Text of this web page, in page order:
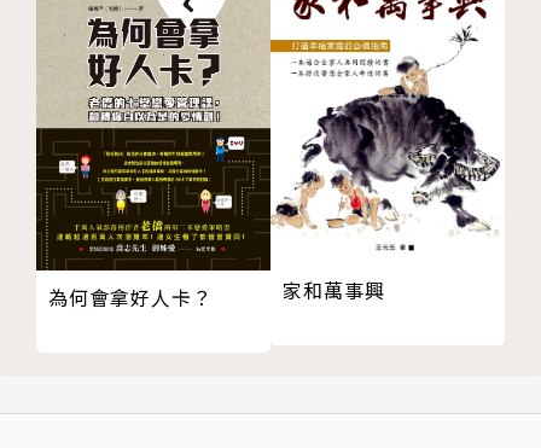
李芳齡
自由譯作者，譯著八十餘本，包括《杜拉克：管理的使
命、責任、實務》、《創新者的解答》、《創新者的修
練》、《開放式經營》、《當債務吞噬國家》、《境外
共和國》、《獵殺熱錢》、《維珍顛覆學》、《打造維
基型組織》、《豐田模式》系列、《尖子品牌》、《F
acebook：臉書效應》、《當十億中國人一起跳》、
《以小勝大》、《超爆蘋果橘子經濟學》、《啟動革
為何會拿好人卡？ 家和萬事興